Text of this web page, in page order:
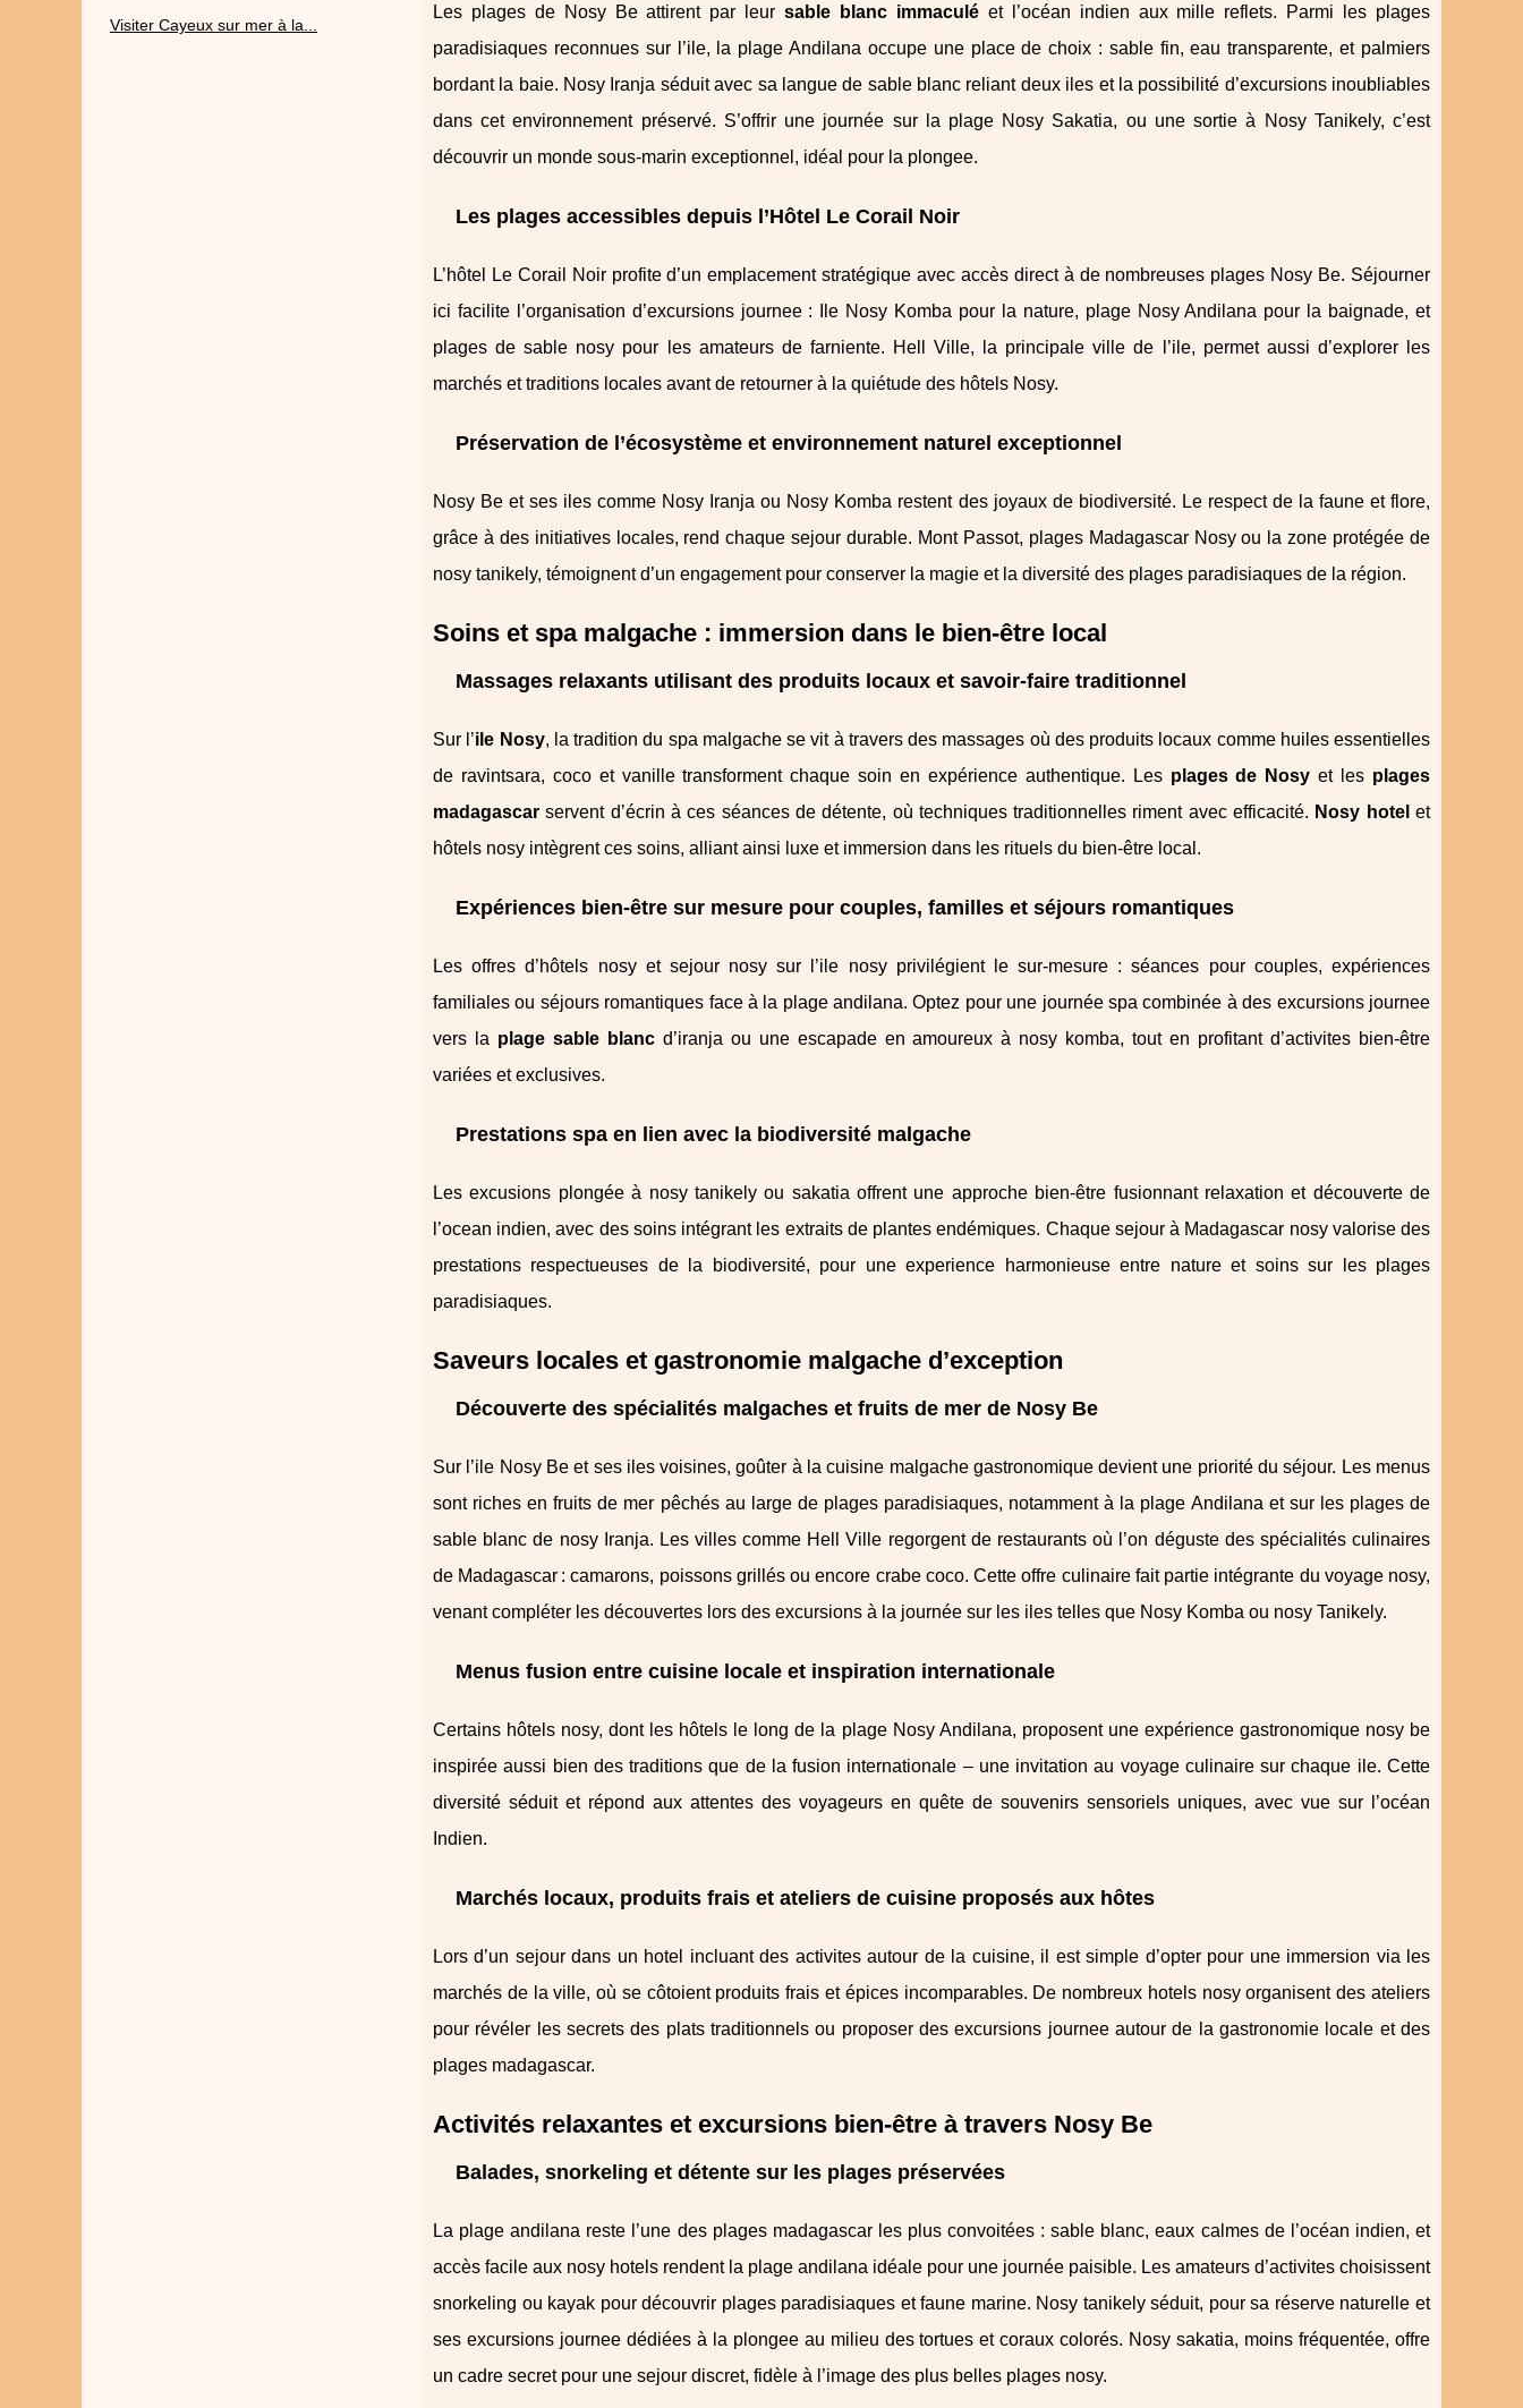
Les plages de Nosy Be attirent par leursable blanc immaculéet l’océan indien aux mille reflets. Parmi les plages
paradisiaques reconnues sur l’ile, la plage Andilana occupe une place de choix : sable fin, eau transparente, et palmiers
bordant la baie. Nosy Iranja séduit avec sa langue de sable blanc reliant deux iles et la possibilité d’excursions inoubliables
dans cet environnement préservé. S’offrir une journée sur la plage Nosy Sakatia, ou une sortie à Nosy Tanikely, c’est
découvrir un monde sous-marin exceptionnel, idéal pour la plongee.
Les plages accessibles depuis l’Hôtel Le Corail Noir
L’hôtel Le Corail Noir profite d’un emplacement stratégique avec accès direct à de nombreuses plages Nosy Be. Séjourner
ici facilite l’organisation d’excursions journee : Ile Nosy Komba pour la nature, plage Nosy Andilana pour la baignade, et
plages de sable nosy pour les amateurs de farniente. Hell Ville, la principale ville de l’ile, permet aussi d’explorer les
marchés et traditions locales avant de retourner à la quiétude des hôtels Nosy.
Préservation de l’écosystème et environnement naturel exceptionnel
Nosy Be et ses iles comme Nosy Iranja ou Nosy Komba restent des joyaux de biodiversité. Le respect de la faune et flore,
grâce à des initiatives locales, rend chaque sejour durable. Mont Passot, plages Madagascar Nosy ou la zone protégée de
nosy tanikely, témoignent d’un engagement pour conserver la magie et la diversité des plages paradisiaques de la région.
Soins et spa malgache : immersion dans le bien-être local
Massages relaxants utilisant des produits locaux et savoir-faire traditionnel
Sur l’ile Nosy, la tradition du spa malgache se vit à travers des massages où des produits locaux comme huiles essentielles
de ravintsara, coco et vanille transforment chaque soin en expérience authentique. Les plages de Nosy et les plages
madagascar servent d’écrin à ces séances de détente, où techniques traditionnelles riment avec efficacité. Nosy hotel et
hôtels nosy intègrent ces soins, alliant ainsi luxe et immersion dans les rituels du bien-être local.
Expériences bien-être sur mesure pour couples, familles et séjours romantiques
Les offres d’hôtels nosy et sejour nosy sur l’ile nosy privilégient le sur-mesure : séances pour couples, expériences
familiales ou séjours romantiques face à la plage andilana. Optez pour une journée spa combinée à des excursions journee
vers la plage sable blancd’iranja ou une escapade en amoureux à nosy komba, tout en profitant d’activites bien-être
variées et exclusives.
Prestations spa en lien avec la biodiversité malgache
Les excusions plongée à nosy tanikely ou sakatia offrent une approche bien-être fusionnant relaxation et découverte de
l’ocean indien, avec des soins intégrant les extraits de plantes endémiques. Chaque sejour à Madagascar nosy valorise des
prestations respectueuses de la biodiversité, pour une experience harmonieuse entre nature et soins sur les plages
paradisiaques.
Saveurs locales et gastronomie malgache d’exception
Découverte des spécialités malgaches et fruits de mer de Nosy Be
Sur l’ile Nosy Be et ses iles voisines, goûter à la cuisine malgache gastronomique devient une priorité du séjour. Les menus
sont riches en fruits de mer pêchés au large de plages paradisiaques, notamment à la plage Andilana et sur les plages de
sable blanc de nosy Iranja. Les villes comme Hell Ville regorgent de restaurants où l’on déguste des spécialités culinaires
de Madagascar : camarons, poissons grillés ou encore crabe coco. Cette offre culinaire fait partie intégrante du voyage nosy,
venant compléter les découvertes lors des excursions à la journée sur les iles telles que Nosy Komba ou nosy Tanikely.
Menus fusion entre cuisine locale et inspiration internationale
Certains hôtels nosy, dont les hôtels le long de la plage Nosy Andilana, proposent une expérience gastronomique nosy be
inspirée aussi bien des traditions que de la fusion internationale – une invitation au voyage culinaire sur chaque ile. Cette
diversité séduit et répond aux attentes des voyageurs en quête de souvenirs sensoriels uniques, avec vue sur l’océan
Indien.
Marchés locaux, produits frais et ateliers de cuisine proposés aux hôtes
Lors d’un sejour dans un hotel incluant des activites autour de la cuisine, il est simple d’opter pour une immersion via les
marchés de la ville, où se côtoient produits frais et épices incomparables. De nombreux hotels nosy organisent des ateliers
pour révéler les secrets des plats traditionnels ou proposer des excursions journee autour de la gastronomie locale et des
plages madagascar.
Activités relaxantes et excursions bien-être à travers Nosy Be
Balades, snorkeling et détente sur les plages préservées
La plage andilana reste l’une des plages madagascar les plus convoitées : sable blanc, eaux calmes de l’océan indien, et
accès facile aux nosy hotels rendent la plage andilana idéale pour une journée paisible. Les amateurs d’activites choisissent
snorkeling ou kayak pour découvrir plages paradisiaques et faune marine. Nosy tanikely séduit, pour sa réserve naturelle et
ses excursions journee dédiées à la plongee au milieu des tortues et coraux colorés. Nosy sakatia, moins fréquentée, offre
un cadre secret pour une sejour discret, fidèle à l’image des plus belles plages nosy.
Visiter Cayeux sur mer à la...